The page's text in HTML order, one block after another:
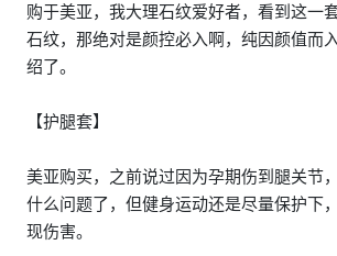
购于美亚，我大理石纹爱好者，看到这一
石纹，那绝对是颜控必入啊，纯因颜值而
绍了。
【护腿套】
美亚购买，之前说过因为孕期伤到腿关节
什么问题了，但健身运动还是尽量保护下
现伤害。